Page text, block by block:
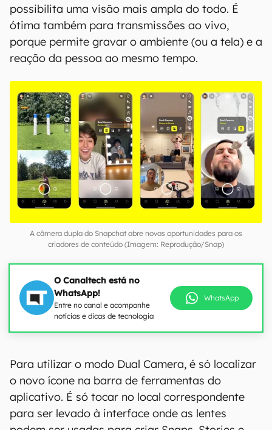
possibilita uma visão mais ampla do todo. É
ótima também para transmissões ao vivo,
porque permite gravar o ambiente (ou a tela) e a
reação da pessoa ao mesmo tempo.
A câmera dupla do Snapchat abre novas oportunidades para os
criadores de conteúdo (Imagem: Reprodução/Snap)
O Canaltech está no
WhatsApp!
Entre no canal e acompanhe
notícias e dicas de tecnologia
WhatsApp
Para utilizar o modo Dual Camera, é só localizar
o novo ícone na barra de ferramentas do
aplicativo. É só tocar no local correspondente
para ser levado à interface onde as lentes